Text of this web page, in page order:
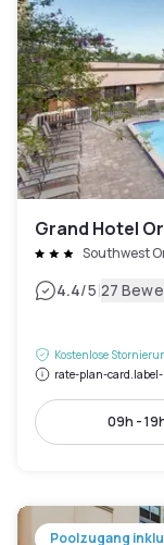
Grand Hotel
Southwest
4.4/5|27
Kostenlose
rate-plan-
09h -
Poolzugang